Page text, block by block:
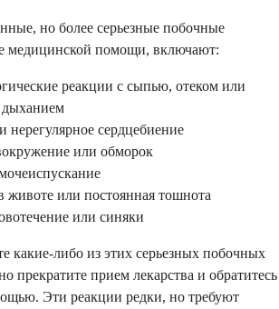
но более серьезные побочные
медицинской помощи, включают:
реакции с сыпью, отеком или
дыханием
нерегулярное сердцебиение
или обморок
животе или постоянная тошнота
или синяки
какие-либо из этих серьезных побочных
прекратите прием лекарства и обратитесь
Эти реакции редки, но требуют